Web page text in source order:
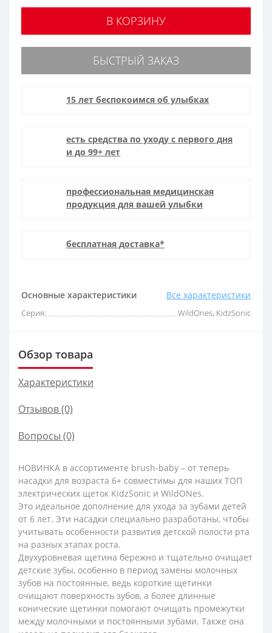
Основные характеристики Все характеристики
Серия: WildOnes, KidzSonic
В КОРЗИНУ
БЫСТРЫЙ ЗАКАЗ
15 лет беспокоимся об улыбках
есть средства по уходу с первого дня
и до 99+ лет
профессиональная медицинская
продукция для вашей улыбки
бесплатная доставка*
Обзор товара
Характеристики
Отзывов (0)
Вопросы (0)
НОВИНКА в ассортименте brush-baby – от теперь
насадки для возраста 6+ совместимы для наших ТОП
электрических щеток KidzSonic и WildONes.
Это идеальное дополнение для ухода за зубами детей
от 6 лет. Эти насадки специально разработаны, чтобы
учитывать особенности развития детской полости рта
на разных этапах роста.
Двухуровневая щетина бережно и тщательно очищает
детские зубы, особенно в период замены молочных
зубов на постоянные, ведь короткие щетинки
очищают поверхность зубов, а более длинные
конические щетинки помогают очищать промежутки
между молочными и постоянными зубами. Также она